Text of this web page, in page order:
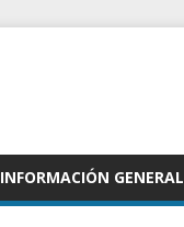
INFORMACIÓN GENERAL